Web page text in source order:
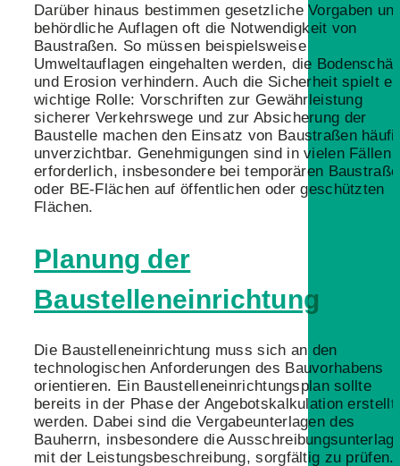
Darüber hinaus bestimmen gesetzliche Vorgaben
behördliche Auflagen oft die Notwendigkeit von
Baustraßen. So müssen beispielsweise
Umweltauflagen eingehalten werden, die
und Erosion verhindern. Auch die Sicherheit spielt
wichtige Rolle: Vorschriften zur Gewährleistung
sicherer Verkehrswege und zur Absicherung der
Baustelle machen den Einsatz von Baustraßen
unverzichtbar. Genehmigungen sind in vielen Fällen
erforderlich, insbesondere bei temporären
oder BE-Flächen auf öffentlichen oder geschützten
Flächen.
Planung der
Baustelleneinrichtung
Die Baustelleneinrichtung muss sich an den
technologischen Anforderungen des Bauvorhabens
orientieren. Ein Baustelleneinrichtungsplan sollte
bereits in der Phase der Angebotskalkulation erstellt
werden. Dabei sind die Vergabeunterlagen des
Bauherrn, insbesondere die
mit der Leistungsbeschreibung, sorgfältig zu prüfen.